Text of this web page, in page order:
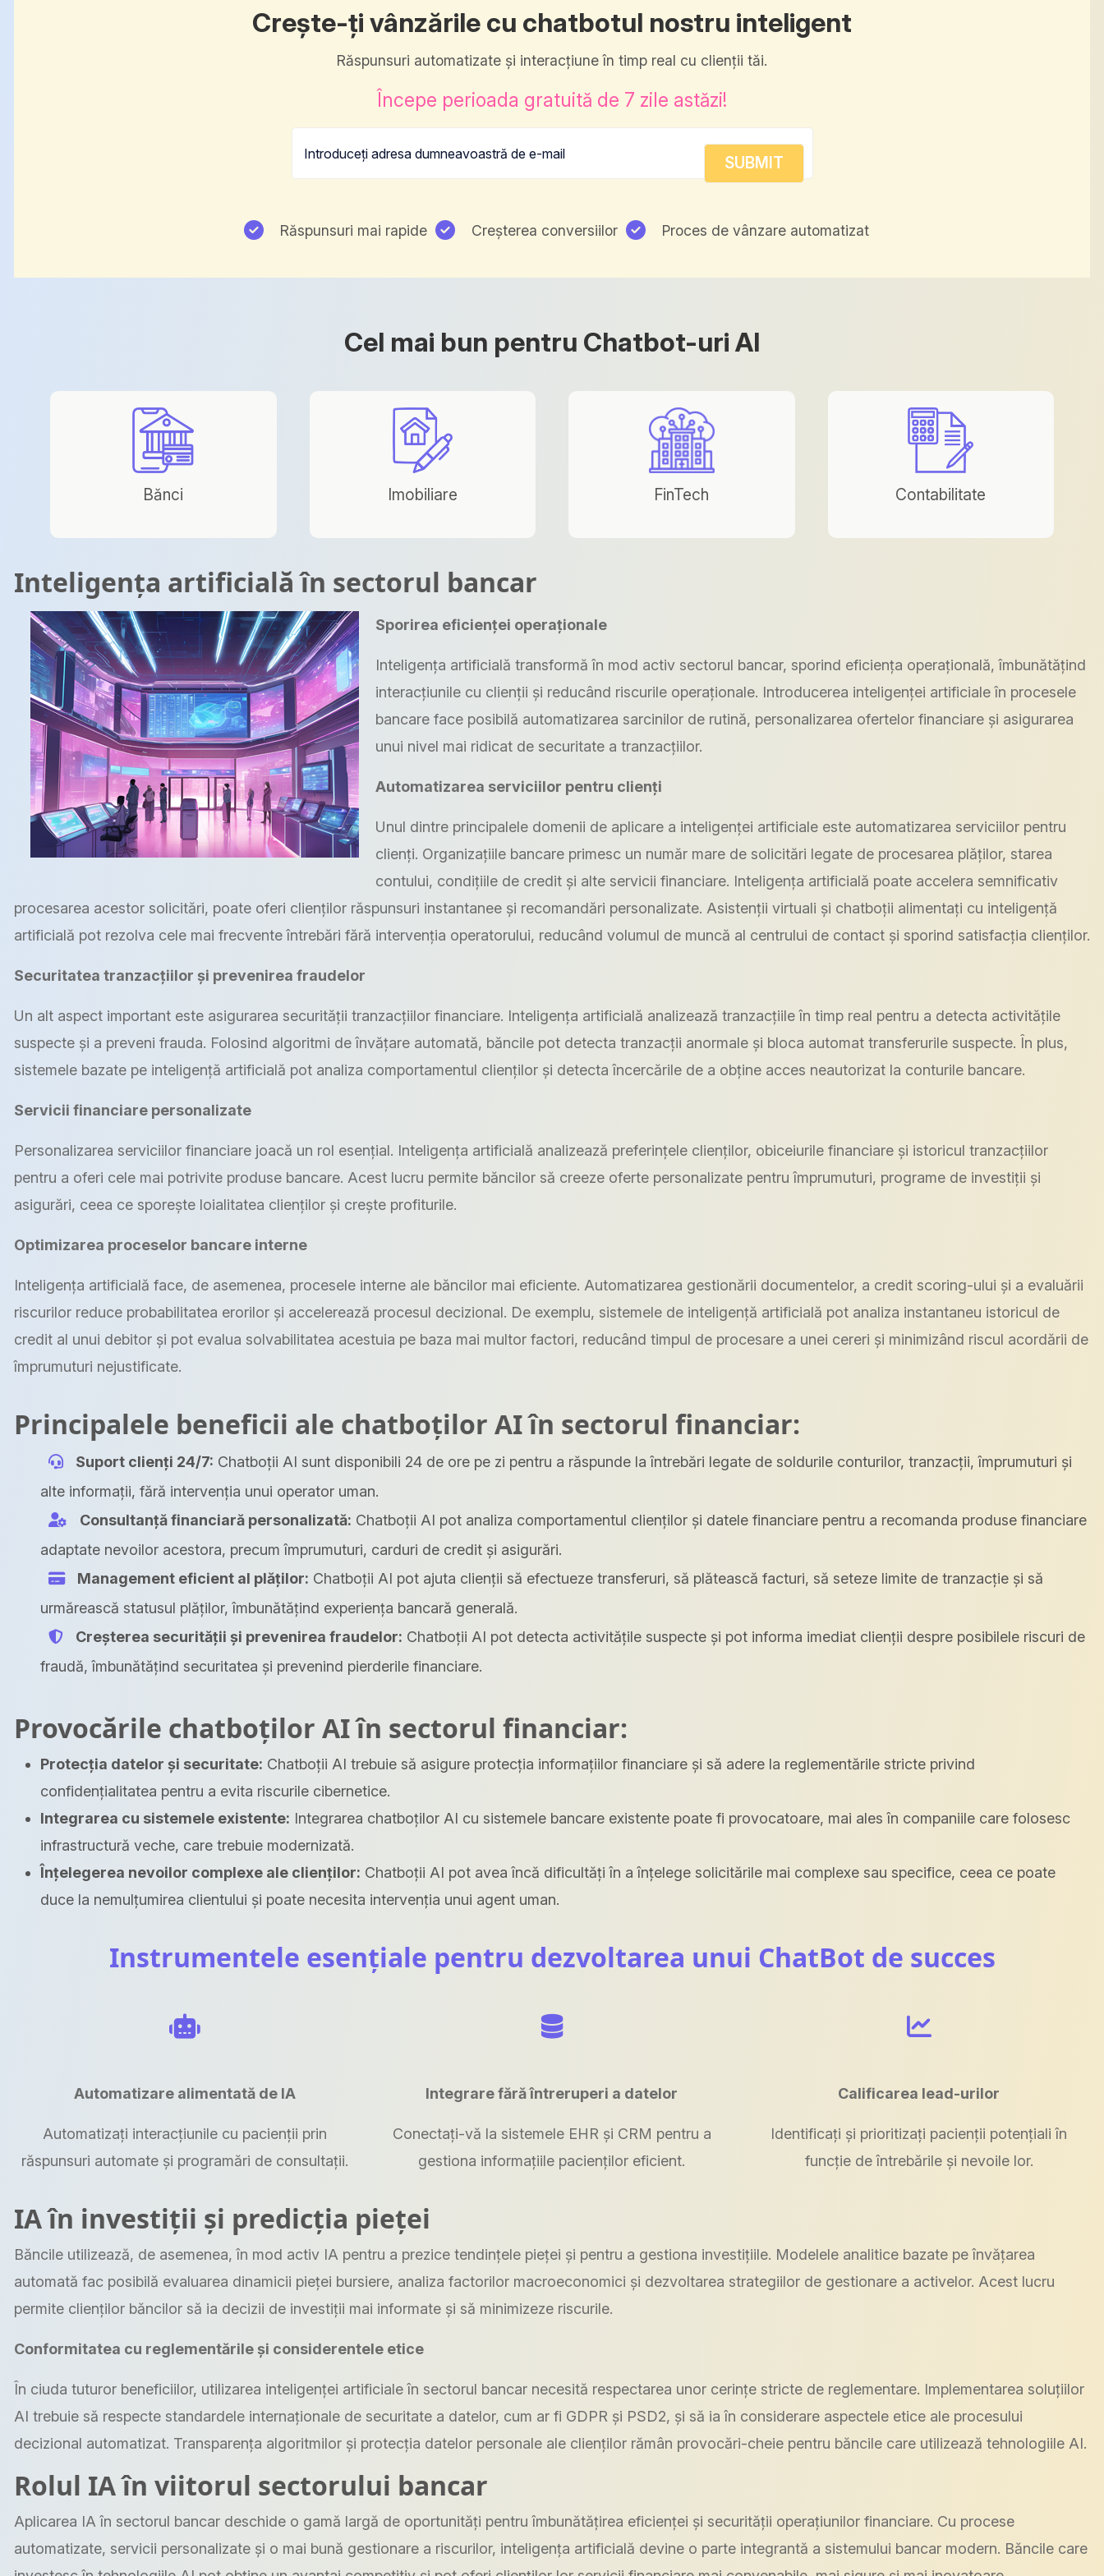
Crește-ți vânzările cu chatbotul nostru inteligent
Răspunsuri automatizate și interacțiune în timp real cu clienții tăi.
Începe perioada gratuită de 7 zile astăzi!
Răspunsuri mai rapide Creșterea conversiilor Proces de vânzare automatizat
Cel mai bun pentru Chatbot-uri AI
Bănci Imobiliare FinTech Contabilitate
Inteligența artificială în sectorul bancar
Sporirea eficienței operaționale
Inteligența artificială transformă în mod activ sectorul bancar, sporind eficiența operațională, îmbunătățind
interacțiunile cu clienții și reducând riscurile operaționale. Introducerea inteligenței artificiale în procesele
bancare face posibilă automatizarea sarcinilor de rutină, personalizarea ofertelor financiare și asigurarea
unui nivel mai ridicat de securitate a tranzacțiilor.
Automatizarea serviciilor pentru clienți
Unul dintre principalele domenii de aplicare a inteligenței artificiale este automatizarea serviciilor pentru
clienți. Organizațiile bancare primesc un număr mare de solicitări legate de procesarea plăților, starea
contului, condițiile de credit și alte servicii financiare. Inteligența artificială poate accelera semnificativ
procesarea acestor solicitări, poate oferi clienților răspunsuri instantanee și recomandări personalizate. Asistenții virtuali și chatboții alimentați cu inteligență
artificială pot rezolva cele mai frecvente întrebări fără intervenția operatorului, reducând volumul de muncă al centrului de contact și sporind satisfacția clienților.
Securitatea tranzacțiilor și prevenirea fraudelor
Un alt aspect important este asigurarea securității tranzacțiilor financiare. Inteligența artificială analizează tranzacțiile în timp real pentru a detecta activitățile
suspecte și a preveni frauda. Folosind algoritmi de învățare automată, băncile pot detecta tranzacții anormale și bloca automat transferurile suspecte. În plus,
sistemele bazate pe inteligență artificială pot analiza comportamentul clienților și detecta încercările de a obține acces neautorizat la conturile bancare.
Servicii financiare personalizate
Personalizarea serviciilor financiare joacă un rol esențial. Inteligența artificială analizează preferințele clienților, obiceiurile financiare și istoricul tranzacțiilor
pentru a oferi cele mai potrivite produse bancare. Acest lucru permite băncilor să creeze oferte personalizate pentru împrumuturi, programe de investiții și
asigurări, ceea ce sporește loialitatea clienților și crește profiturile.
Optimizarea proceselor bancare interne
Inteligența artificială face, de asemenea, procesele interne ale băncilor mai eficiente. Automatizarea gestionării documentelor, a credit scoring-ului și a evaluării
riscurilor reduce probabilitatea erorilor și accelerează procesul decizional. De exemplu, sistemele de inteligență artificială pot analiza instantaneu istoricul de
credit al unui debitor și pot evalua solvabilitatea acestuia pe baza mai multor factori, reducând timpul de procesare a unei cereri și minimizând riscul acordării de
împrumuturi nejustificate.
Principalele beneficii ale chatboților AI în sectorul financiar:
Suport clienți 24/7: Chatboții AI sunt disponibili 24 de ore pe zi pentru a răspunde la întrebări legate de soldurile conturilor, tranzacții, împrumuturi și
alte informații, fără intervenția unui operator uman.
Consultanță financiară personalizată: Chatboții AI pot analiza comportamentul clienților și datele financiare pentru a recomanda produse financiare
adaptate nevoilor acestora, precum împrumuturi, carduri de credit și asigurări.
Management eficient al plăților: Chatboții AI pot ajuta clienții să efectueze transferuri, să plătească facturi, să seteze limite de tranzacție și să
urmărească statusul plăților, îmbunătățind experiența bancară generală.
Creșterea securității și prevenirea fraudelor: Chatboții AI pot detecta activitățile suspecte și pot informa imediat clienții despre posibilele riscuri de
fraudă, îmbunătățind securitatea și prevenind pierderile financiare.
Provocările chatboților AI în sectorul financiar:
Protecția datelor și securitate: Chatboții AI trebuie să asigure protecția informațiilor financiare și să adere la reglementările stricte privind
confidențialitatea pentru a evita riscurile cibernetice.
Integrarea cu sistemele existente: Integrarea chatboților AI cu sistemele bancare existente poate fi provocatoare, mai ales în companiile care folosesc
infrastructură veche, care trebuie modernizată.
Înțelegerea nevoilor complexe ale clienților: Chatboții AI pot avea încă dificultăți în a înțelege solicitările mai complexe sau specifice, ceea ce poate
duce la nemulțumirea clientului și poate necesita intervenția unui agent uman.
Instrumentele esențiale pentru dezvoltarea unui ChatBot de succes
Automatizare alimentată de IA
Automatizați interacțiunile cu pacienții prin
răspunsuri automate și programări de consultații.
Integrare fără întreruperi a datelor
Conectați-vă la sistemele EHR și CRM pentru a
gestiona informațiile pacienților eficient.
Calificarea lead-urilor
Identificați și prioritizați pacienții potențiali în
funcție de întrebările și nevoile lor.
IA în investiții și predicția pieței
Băncile utilizează, de asemenea, în mod activ IA pentru a prezice tendințele pieței și pentru a gestiona investițiile. Modelele analitice bazate pe învățarea
automată fac posibilă evaluarea dinamicii pieței bursiere, analiza factorilor macroeconomici și dezvoltarea strategiilor de gestionare a activelor. Acest lucru
permite clienților băncilor să ia decizii de investiții mai informate și să minimizeze riscurile.
Conformitatea cu reglementările și considerentele etice
În ciuda tuturor beneficiilor, utilizarea inteligenței artificiale în sectorul bancar necesită respectarea unor cerințe stricte de reglementare. Implementarea soluțiilor
AI trebuie să respecte standardele internaționale de securitate a datelor, cum ar fi GDPR și PSD2, și să ia în considerare aspectele etice ale procesului
decizional automatizat. Transparența algoritmilor și protecția datelor personale ale clienților rămân provocări-cheie pentru băncile care utilizează tehnologiile AI.
Rolul IA în viitorul sectorului bancar
Aplicarea IA în sectorul bancar deschide o gamă largă de oportunități pentru îmbunătățirea eficienței și securității operațiunilor financiare. Cu procese
automatizate, servicii personalizate și o mai bună gestionare a riscurilor, inteligența artificială devine o parte integrantă a sistemului bancar modern. Băncile care